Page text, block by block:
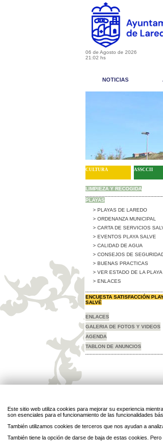
06 de Agosto de 2026
21:02 hs
NOTICIAS
CULTURA ASSCCII
LIMPIEZA Y RECOGIDA
PLAYAS
> PLAYAS DE LAREDO
> ORDENANZA MUNICIPAL
> CARTA DE SERVICIOS
> EVENTOS PLAYA SALVE
> CALIDAD DE AGUA
> CONSEJOS DE
> BUENAS PRACTICAS
> VER ESTADO DE LA PLAYA
> ENLACES
ENCUESTA SATISFACCIÓN
SALVÉ
ENLACES
GALERIA DE FOTOS Y VIDEOS
AGENDA
TABLON DE ANUNCIOS
Enlaces Mapa Directorio
Este sitio web utiliza cookies para mejorar su experiencia
son esenciales para el funcionamiento de las funcionalidades
También utilizamos cookies de terceros que nos ayudan a
También tiene la opción de darse de baja de estas cookies.